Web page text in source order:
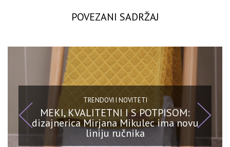
POVEZANI SADRŽAJ
TRENDOVI I NOVITETI
MEKI, KVALITETNI I S POTPISOM:
dizajnerica Mirjana Mikulec ima novu
liniju ručnika